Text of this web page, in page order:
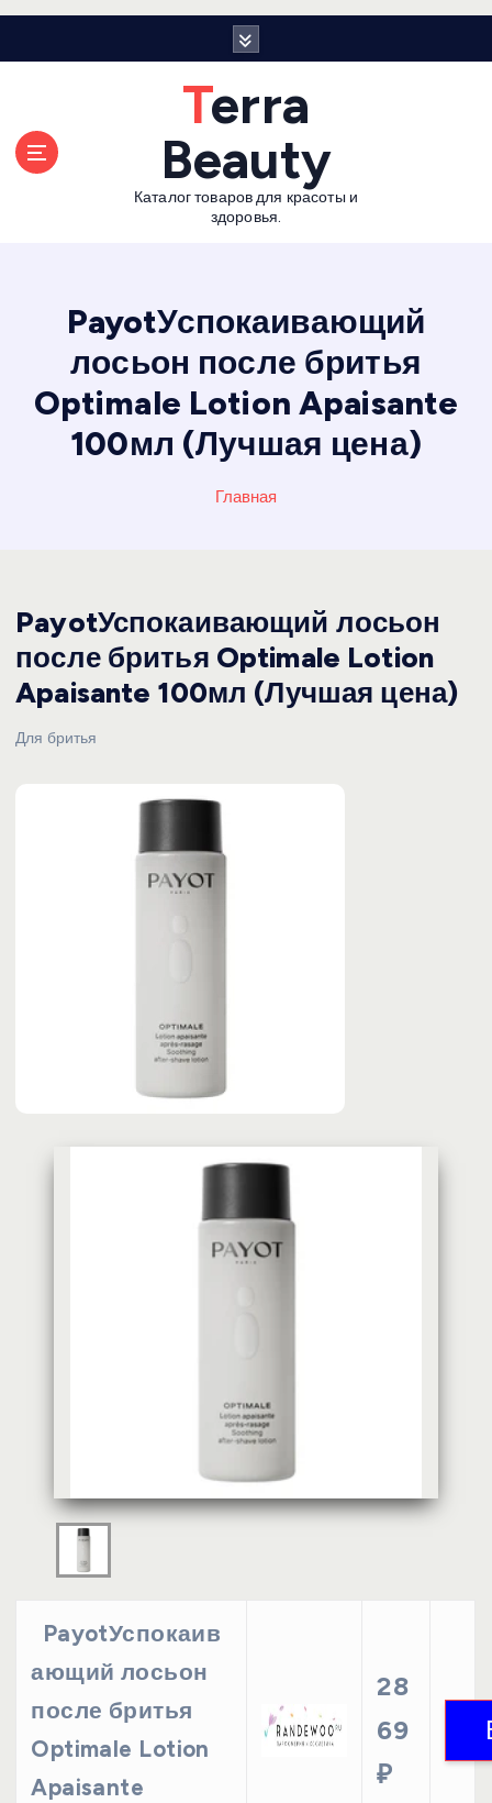
Terra
Beauty
Каталог товаров для красоты и
здоровья.
PayotУспокаивающий
лосьон после бритья
Optimale Lotion Apaisante
100мл (Лучшая цена)
Главная
PayotУспокаивающий лосьон
после бритья Optimale Lotion
Apaisante 100мл (Лучшая цена)
Для бритья
PayotУспокаив
ающий лосьон
после бритья
Optimale Lotion
Apaisante
28
69
₽